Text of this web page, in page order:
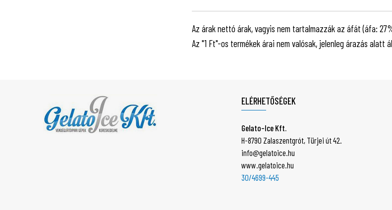
Az árak nettó árak, vagyis nem tartalmazzák az áfát (áfa:
Az "1 Ft"-os termékek árai nem valósak, jelenleg árazás alatt
ELÉRHETŐSÉGEK
Gelato-Ice Kft.
H-8790 Zalaszentgrót, Türjei út 42.
info@gelatoice.hu
www.gelatoice.hu
30/4699-445